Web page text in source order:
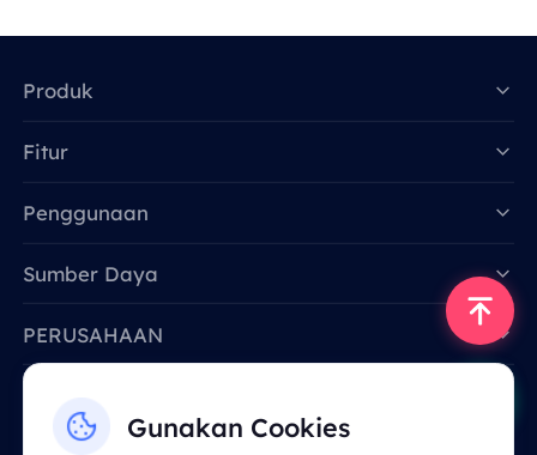
Gunakan Cookies
Produk
Fitur
Penggunaan
Sumber Daya
PERUSAHAAN
Email: support@smartproxy.org